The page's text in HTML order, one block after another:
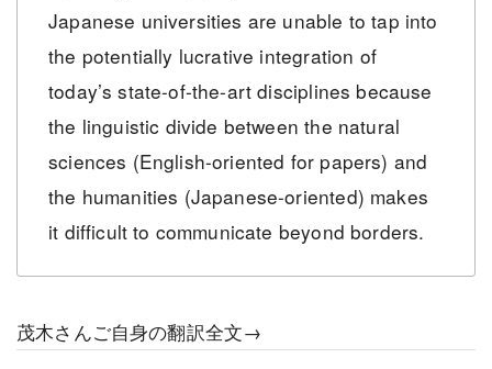
Japanese universities are unable to tap into
the potentially lucrative integration of
today’s state-of-the-art disciplines because
the linguistic divide between the natural
sciences (English-oriented for papers) and
the humanities (Japanese-oriented) makes
it difficult to communicate beyond borders.
茂木さんご自身の翻訳全文→